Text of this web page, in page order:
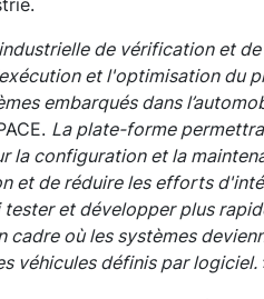
de vérification et
et l'optimisation du
embarqués dans
La plate-forme
configuration et la
et de réduire les efforts
et développer plus
où les systèmes
véhicules définis par logiciel.